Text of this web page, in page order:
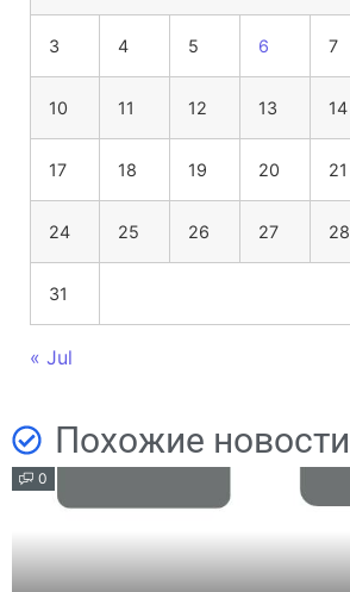
3 4 5 6 7
10 11 12 13 14
17 18 19 20 21
24 25 26 27 28
31
« Jul
Похожие новости
0